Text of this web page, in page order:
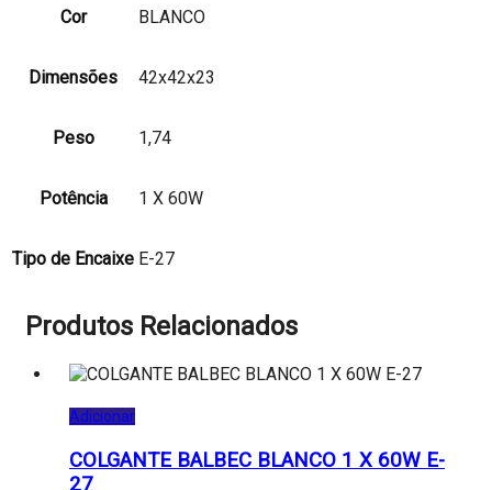
Cor BLANCO
Dimensões 42x42x23
Peso 1,74
Potência 1 X 60W
Tipo de Encaixe E-27
Produtos Relacionados
Adicionar
COLGANTE BALBEC BLANCO 1 X 60W E-
27